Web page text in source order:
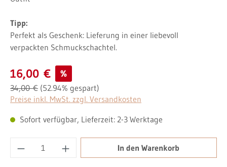
Tipp:
Perfekt als Geschenk: Lieferung in einer liebevoll
verpackten Schmuckschachtel.
Verkaufspreis:
16,00 € %
Regulärer Preis:
34,00 € (52.94% gespart)
Preise inkl. MwSt. zzgl. Versandkosten
Sofort verfügbar, Lieferzeit: 2-3 Werktage
Produkt Anzahl: Gib den gewünschten
In den Warenkorb